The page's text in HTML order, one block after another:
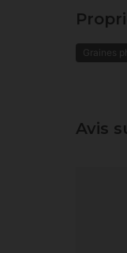
Graines
Avis